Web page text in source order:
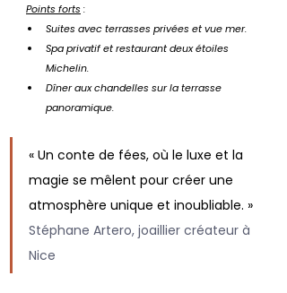
Points forts :
Suites avec terrasses privées et vue mer.
Spa privatif et restaurant deux étoiles
Michelin.
Dîner aux chandelles sur la terrasse
panoramique.
« Un conte de fées, où le luxe et la
magie se mêlent pour créer une
atmosphère unique et inoubliable. »
Stéphane Artero, joaillier créateur à
Nice